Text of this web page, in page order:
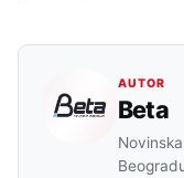
AUTOR
Beta